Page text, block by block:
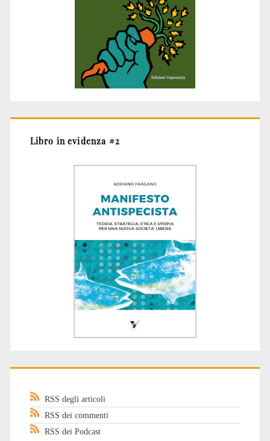
Libro in evidenza #2
RSS degli articoli
RSS dei commenti
RSS dei Podcast